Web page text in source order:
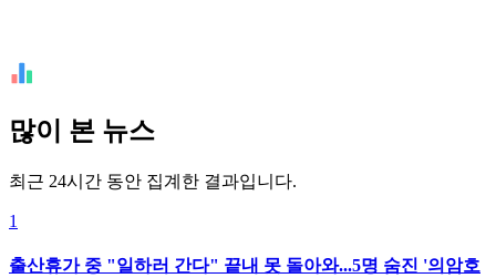
많이 본 뉴스
최근 24시간 동안 집계한 결과입니다.
1
출산휴가 중 "일하러 간다" 끝내 못 돌아와...5명 숨진 '의암호